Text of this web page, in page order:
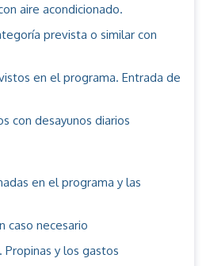
aire acondicionado.
prevista o similar con
en el programa. Entrada de
con desayunos diarios
en el programa y las
caso necesario
y los gastos